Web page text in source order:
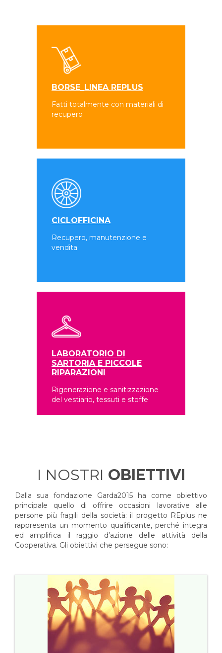
BORSE_LINEA REPLUS
Fatti totalmente con materiali di
recupero
CICLOFFICINA
Recupero, manutenzione e
vendita
LABORATORIO DI
SARTORIA E PICCOLE
RIPARAZIONI
Rigenerazione e sanitizzazione
del vestiario, tessuti e stoffe
I NOSTRI OBIETTIVI
Dalla sua fondazione Garda2015 ha come obiettivo
principale quello di offrire occasioni lavorative alle
persone più fragili della società: il progetto REplus ne
rappresenta un momento qualificante, perché integra
ed amplifica il raggio d’azione delle attività della
Cooperativa. Gli obiettivi che persegue sono: